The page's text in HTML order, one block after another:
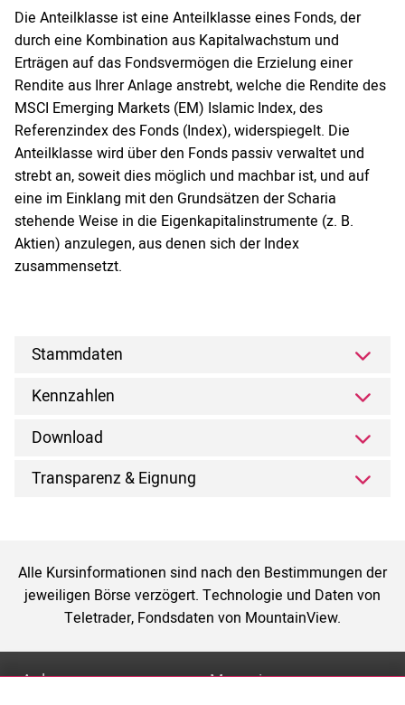
Die Anteilklasse ist eine Anteilklasse eines Fonds, der
durch eine Kombination aus Kapitalwachstum und
Erträgen auf das Fondsvermögen die Erzielung einer
Rendite aus Ihrer Anlage anstrebt, welche die Rendite des
MSCI Emerging Markets (EM) Islamic Index, des
Referenzindex des Fonds (Index), widerspiegelt. Die
Anteilklasse wird über den Fonds passiv verwaltet und
strebt an, soweit dies möglich und machbar ist, und auf
eine im Einklang mit den Grundsätzen der Scharia
stehende Weise in die Eigenkapitalinstrumente (z. B.
Aktien) anzulegen, aus denen sich der Index
zusammensetzt.
Stammdaten
Kennzahlen
Download
Transparenz & Eignung
Alle Kursinformationen sind nach den Bestimmungen der
jeweiligen Börse verzögert. Technologie und Daten von
Teletrader, Fondsdaten von MountainView.
Anlage Magazin